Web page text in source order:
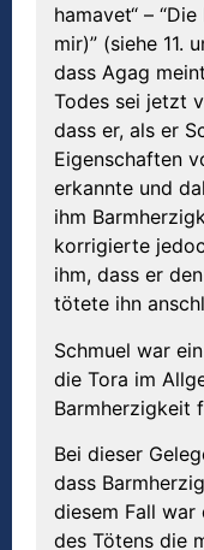
hamavet“ –
mir)” (siehe 11.
dass Agag
Todes sei jetzt
dass er, als er
Eigenschaften
erkannte und
ihm
korrigierte
ihm, dass er
tötete ihn
Schmuel war
die Tora im
Barmherzigkeit
Bei dieser
dass
diesem Fall war
des Tötens die